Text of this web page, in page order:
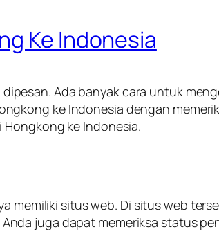
Ke Indonesia
Ada banyak cara untuk
ke Indonesia dengan
ke Indonesia.
memiliki situs web. Di situs web
juga dapat memeriksa status